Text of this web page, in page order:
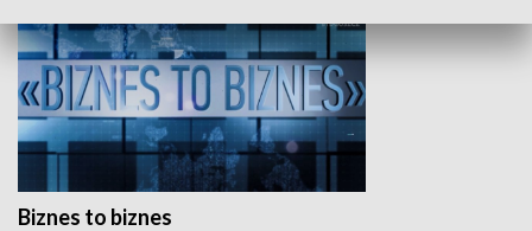
Biznes to biznes